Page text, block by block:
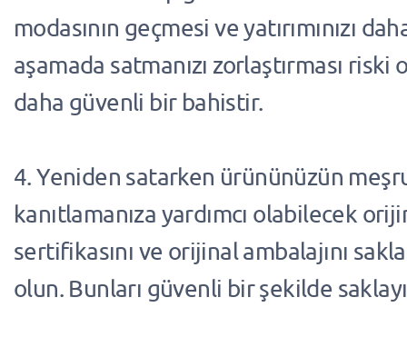
modasının geçmesi ve yatırımınızı
aşamada satmanızı zorlaştırması riski
daha güvenli bir bahistir.
4. Yeniden satarken ürününüzün
kanıtlamanıza yardımcı olabilecek
sertifikasını ve orijinal ambalajını
olun. Bunları güvenli bir şekilde